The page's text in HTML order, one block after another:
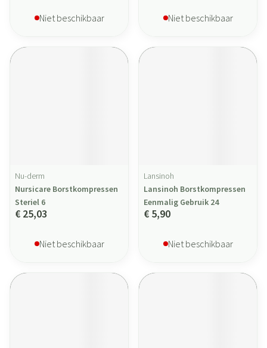
Niet beschikbaar Niet beschikbaar
Nu-derm
Nursicare Borstkompressen
Steriel 6
€ 25,03
Niet beschikbaar
Lansinoh
Lansinoh Borstkompressen
Eenmalig Gebruik 24
€ 5,90
Niet beschikbaar